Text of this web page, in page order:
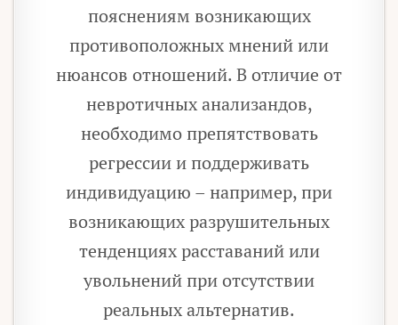
пояснениям возникающих
противоположных мнений или
нюансов отношений. В отличие от
невротичных анализандов,
необходимо препятствовать
регрессии и поддерживать
индивидуацию – например, при
возникающих разрушительных
тенденциях расставаний или
увольнений при отсутствии
реальных альтернатив.